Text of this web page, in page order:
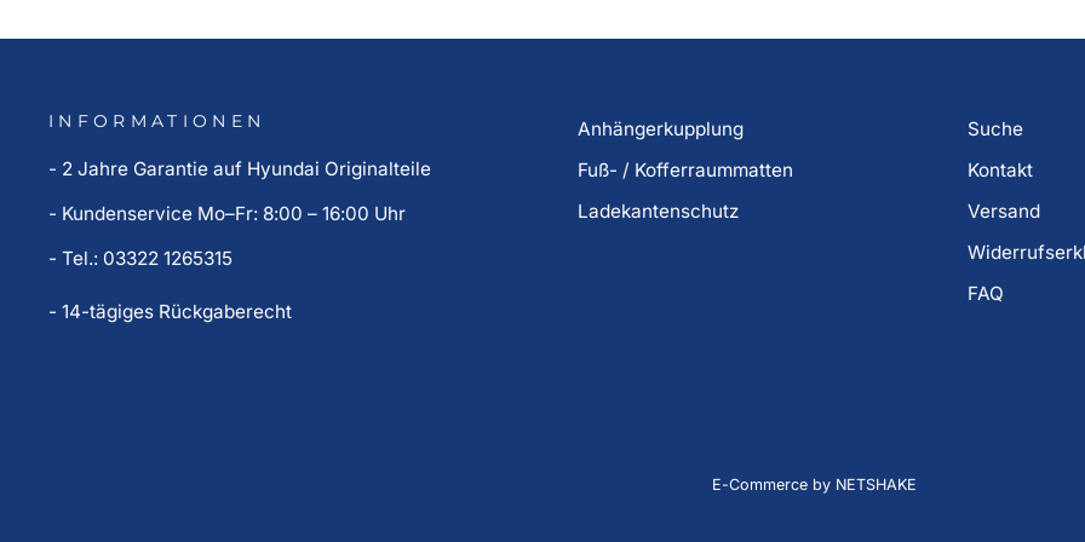
INFORMATIONEN
- 2 Jahre Garantie auf Hyundai Originalteile
- Kundenservice Mo–Fr: 8:00 – 16:00 Uhr
- Tel.: 03322 1265315
- 14-tägiges Rückgaberecht
Anhängerkupplung
Fuß- / Kofferraummatten
Ladekantenschutz
Suche
Kontakt
Versand
FAQ
E-Commerce by NETSHAKE